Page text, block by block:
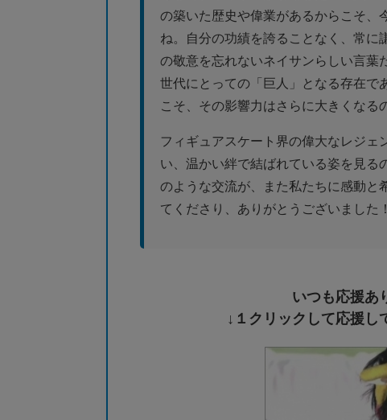
の築いた歴史や偉業があるからこそ、
ね。自分の功績を誇ることなく、常に
の敬意を忘れないネイサンらしい言葉
世代にとっての「巨人」となる存在で
こそ、その影響力はさらに大きくなる
フィギュアスケート界の偉大なレジェ
い、温かい絆で結ばれている姿を見る
のような交流が、また私たちに感動と
てくださり、ありがとうございました！
いつも応援あ
↓１クリックして応援し